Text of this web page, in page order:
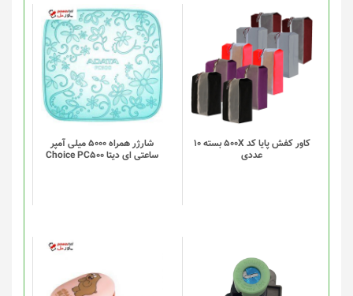
کاور کفش پایا کد 500X بسته 10
عددی
شارژر همراه 5000 میلی آمپر
ساعتی ای دیتا Choice PC500